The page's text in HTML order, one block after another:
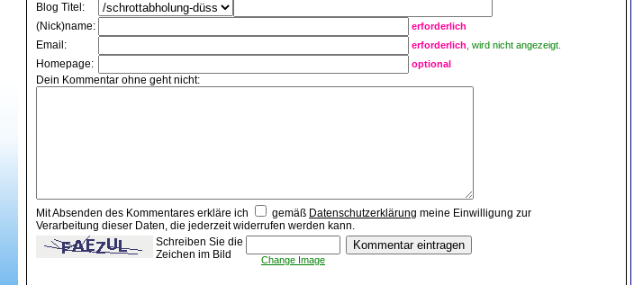
Blog Titel:
(Nick)name:
erforderlich
Email: erforderlich , wird nicht angezeigt.
Homepage: optional
Dein Kommentar ohne geht nicht:
Mit Absenden des Kommentares erkläre ich gemäß Datenschutzerklärung meine Einwilligung zur
Verarbeitung dieser Daten, die jederzeit widerrufen werden kann.
Schreiben Sie die
Zeichen im Bild
Change Image